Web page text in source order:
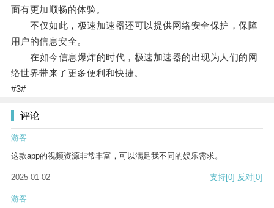
面有更加顺畅的体验。
不仅如此，极速加速器还可以提供网络安全保护，保障
用户的信息安全。
在如今信息爆炸的时代，极速加速器的出现为人们的网
络世界带来了更多便利和快捷。
#3#
评论
游客
这款app的视频资源非常丰富，可以满足我不同的娱乐需求。
2025-01-02 支持[0] 反对[0]
游客